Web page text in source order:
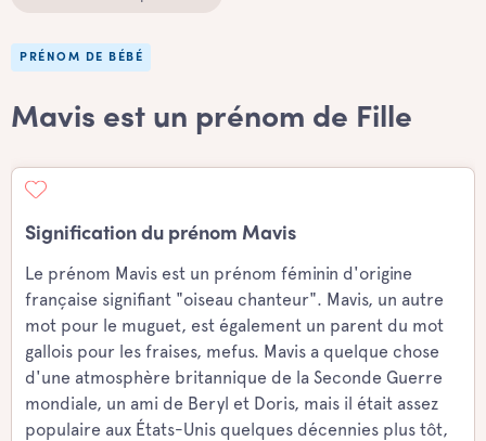
PRÉNOM DE BÉBÉ
Mavis est un prénom de Fille
Signification du prénom Mavis
Le prénom Mavis est un prénom féminin d'origine
française signifiant "oiseau chanteur". Mavis, un autre
mot pour le muguet, est également un parent du mot
gallois pour les fraises, mefus. Mavis a quelque chose
d'une atmosphère britannique de la Seconde Guerre
mondiale, un ami de Beryl et Doris, mais il était assez
populaire aux États-Unis quelques décennies plus tôt,